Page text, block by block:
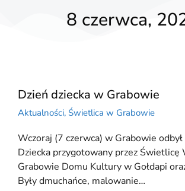
8 czerwca,
Dzień dziecka w Grabowie
Aktualności, Świetlica w Grabowie
Wczoraj (7 czerwca) w Grabowie
Dziecka przygotowany przez Świetlicę
Grabowie Domu Kultury w Gołdapi
Były dmuchańce, malowanie…